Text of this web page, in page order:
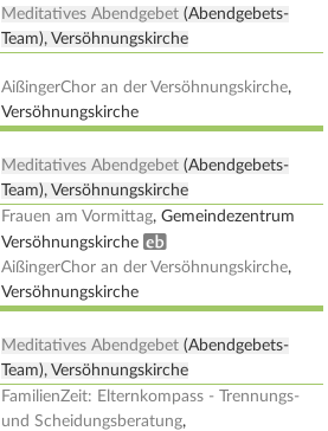
Meditatives Abendgebet (Abendgebets-
Team), Versöhnungskirche
AißingerChor an der Versöhnungskirche,
Versöhnungskirche
Meditatives Abendgebet (Abendgebets-
Team), Versöhnungskirche
Frauen am Vormittag, Gemeindezentrum
Versöhnungskirche Erwachsenenbildung
AißingerChor an der Versöhnungskirche,
Versöhnungskirche
Meditatives Abendgebet (Abendgebets-
Team), Versöhnungskirche
FamilienZeit: Elternkompass - Trennungs-
und Scheidungsberatung,